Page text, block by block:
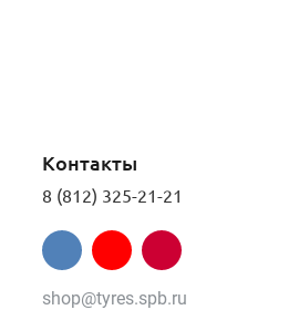
Контакты
8 (812) 325-21-21
shop@tyres.spb.ru